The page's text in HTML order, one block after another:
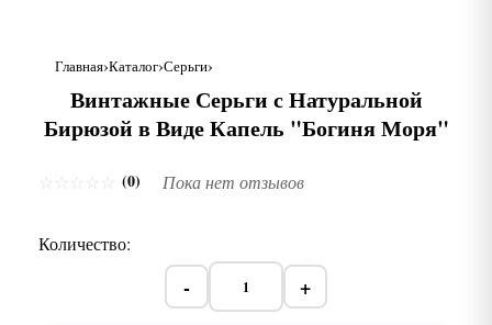
Главная Каталог Серьги
Винтажные Серьги с Натуральной
Бирюзой в Виде Капель "Богиня Моря"
(0) Пока нет отзывов
Количество:
- +